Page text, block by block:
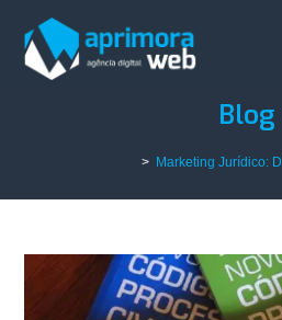
Blog
> Marketing Jurídico: